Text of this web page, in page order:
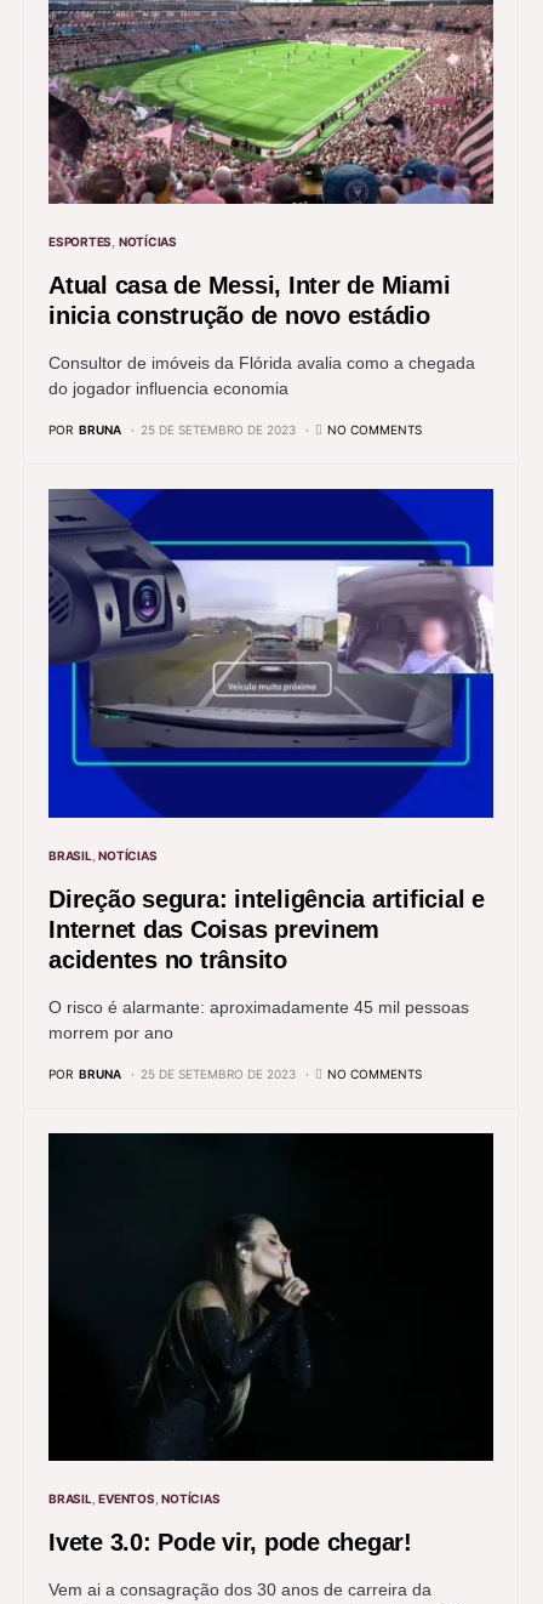
ESPORTES NOTÍCIAS
Atual casa de Messi, Inter de Miami
inicia construção de novo estádio
Consultor de imóveis da Flórida avalia como a chegada
do jogador influencia economia
POR BRUNA 25 DE SETEMBRO DE 2023 NO COMMENTS
BRASIL NOTÍCIAS
Direção segura: inteligência artificial e
Internet das Coisas previnem
acidentes no trânsito
O risco é alarmante: aproximadamente 45 mil pessoas
morrem por ano
POR BRUNA 25 DE SETEMBRO DE 2023 NO COMMENTS
BRASIL EVENTOS NOTÍCIAS
Ivete 3.0: Pode vir, pode chegar!
Vem ai a consagração dos 30 anos de carreira da